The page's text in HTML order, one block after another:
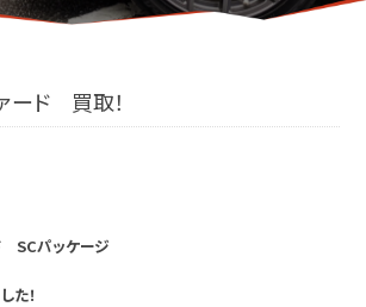
ード 買取！
SCパッケージ
た！